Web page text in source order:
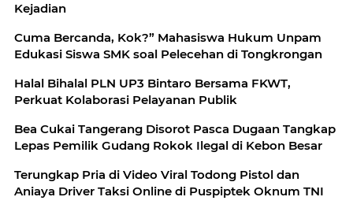
Kejadian
Cuma Bercanda, Kok?” Mahasiswa Hukum Unpam
Edukasi Siswa SMK soal Pelecehan di Tongkrongan
Halal Bihalal PLN UP3 Bintaro Bersama FKWT,
Perkuat Kolaborasi Pelayanan Publik
Bea Cukai Tangerang Disorot Pasca Dugaan Tangkap
Lepas Pemilik Gudang Rokok Ilegal di Kebon Besar
Terungkap Pria di Video Viral Todong Pistol dan
Aniaya Driver Taksi Online di Puspiptek Oknum TNI